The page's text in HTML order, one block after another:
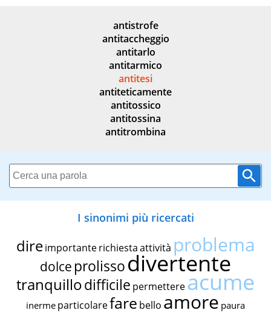
antistrofe
antitaccheggio
antitarlo
antitarmico
antitesi
antiteticamente
antitossico
antitossina
antitrombina
I sinonimi più ricercati
dire importante richiestaattività problema
dolce prolissodivertente
tranquillodifficile permettereacume
inerme particolarefare bello amore paura